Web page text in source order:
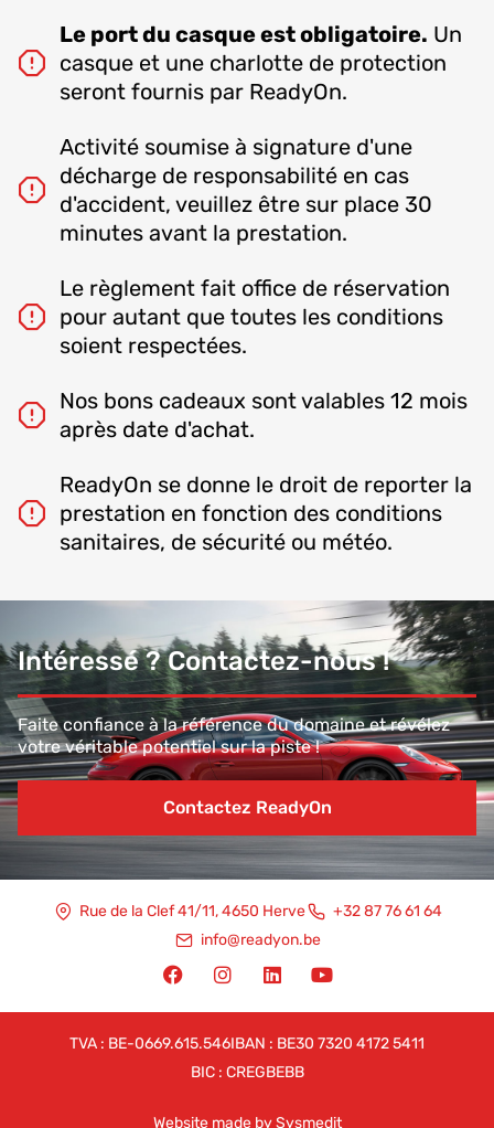
Le port du casque est obligatoire. Un
casque et une charlotte de protection
seront fournis par ReadyOn.
Activité soumise à signature d'une
décharge de responsabilité en cas
d'accident, veuillez être sur place 30
minutes avant la prestation.
Le règlement fait office de réservation
pour autant que toutes les conditions
soient respectées.
Nos bons cadeaux sont valables 12 mois
après date d'achat.
ReadyOn se donne le droit de reporter la
prestation en fonction des conditions
sanitaires, de sécurité ou météo.
Intéressé ? Contactez-nous !
Faite confiance à la référence du domaine et révélez
votre véritable potentiel sur la piste !
Contactez ReadyOn
Rue de la Clef 41/11, 4650 Herve
+32 87 76 61 64
info@readyon.be
TVA : BE-0669.615.546IBAN : BE30 7320 4172 5411
BIC : CREGBEBB
Website made by Sysmedit